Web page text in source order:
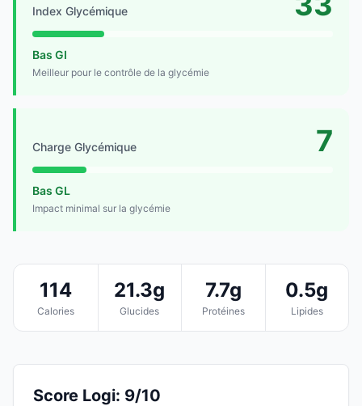
Index Glycémique
Bas GI
Meilleur pour le contrôle de la glycémie
Charge Glycémique 7
Bas GL
Impact minimal sur la glycémie
114
Calories
21.3g
Glucides
7.7g
Protéines
0.5g
Lipides
Score Logi: 9/10